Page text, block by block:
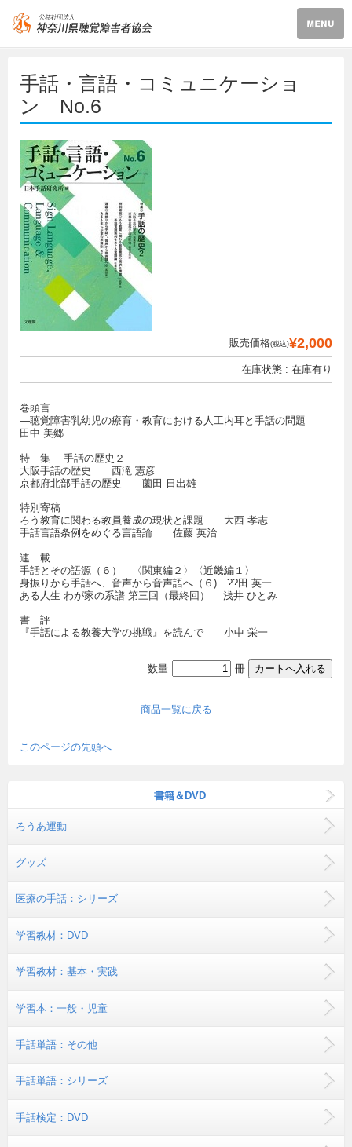
手話・言語・コミュニケーショ
ン No.6
販売価格(税込)¥2,000
在庫状態 : 在庫有り
巻頭言
―聴覚障害乳幼児の療育・教育における人工内耳と手話の問題
田中 美郷
特 集 手話の歴史２
大阪手話の歴史 西滝 憲彦
京都府北部手話の歴史 薗田 日出雄
特別寄稿
ろう教育に関わる教員養成の現状と課題 大西 孝志
手話言語条例をめぐる言語論 佐藤 英治
連 載
手話とその語源（６） 〈関東編２〉〈近畿編１〉
身振りから手話へ、音声から音声語へ（６) ??田 英一
ある人生 わが家の系譜 第三回（最終回） 浅井 ひとみ
書 評
『手話による教養大学の挑戦』を読んで 小中 栄一
数量 冊
商品一覧に戻る
このページの先頭へ
書籍＆DVD
ろうあ運動
グッズ
医療の手話：シリーズ
学習教材：DVD
学習教材：基本・実践
学習本：一般・児童
手話単語：その他
手話単語：シリーズ
手話検定：DVD